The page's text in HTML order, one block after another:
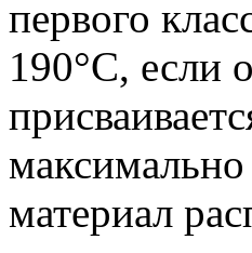
первого
190°С, если
материал